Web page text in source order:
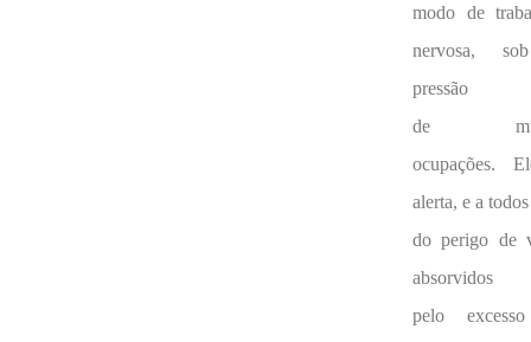
modo de
nervosa,
pressão
de
ocupações.
alerta, e a
do perigo de
absorvidos
pelo